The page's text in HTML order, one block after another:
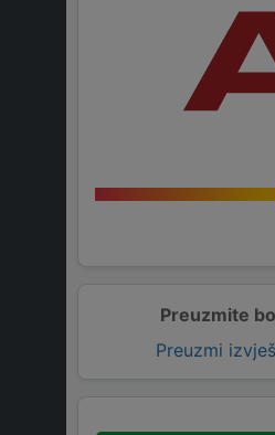
Preuzmite
Preuzmi